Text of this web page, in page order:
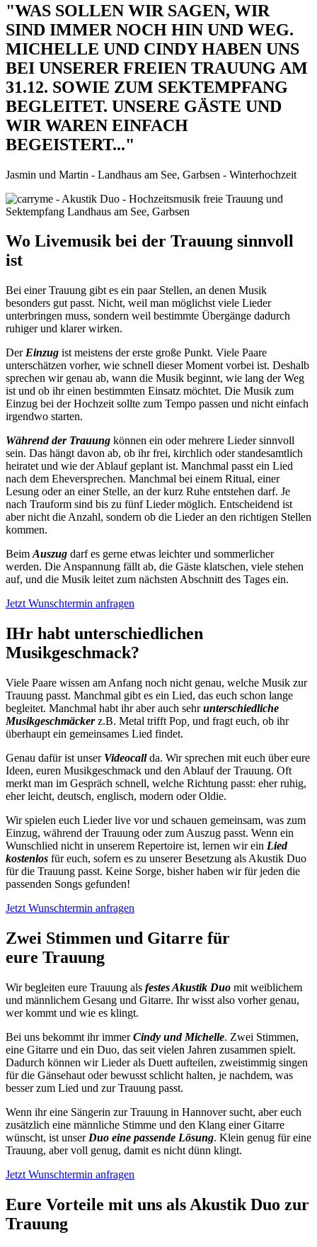
"WAS SOLLEN WIR SAGEN, WIR
SIND IMMER NOCH HIN UND WEG.
MICHELLE UND CINDY HABEN UNS
BEI UNSERER FREIEN TRAUUNG AM
31.12. SOWIE ZUM SEKTEMPFANG
BEGLEITET. UNSERE GÄSTE UND
WIR WAREN EINFACH
BEGEISTERT..."​
Jasmin und Martin - Landhaus am See, Garbsen - Winterhochzeit
Wo Livemusik bei der Trauung sinnvoll
ist
Bei einer Trauung gibt es ein paar Stellen, an denen Musik
besonders gut passt. Nicht, weil man möglichst viele Lieder
unterbringen muss, sondern weil bestimmte Übergänge dadurch
ruhiger und klarer wirken.
Der Einzug ist meistens der erste große Punkt. Viele Paare
unterschätzen vorher, wie schnell dieser Moment vorbei ist. Deshalb
sprechen wir genau ab, wann die Musik beginnt, wie lang der Weg
ist und ob ihr einen bestimmten Einsatz möchtet. Die Musik zum
Einzug bei der Hochzeit sollte zum Tempo passen und nicht einfach
irgendwo starten.
Während der Trauung können ein oder mehrere Lieder sinnvoll
sein. Das hängt davon ab, ob ihr frei, kirchlich oder standesamtlich
heiratet und wie der Ablauf geplant ist. Manchmal passt ein Lied
nach dem Eheversprechen. Manchmal bei einem Ritual, einer
Lesung oder an einer Stelle, an der kurz Ruhe entstehen darf. Je
nach Trauform sind bis zu fünf Lieder möglich. Entscheidend ist
aber nicht die Anzahl, sondern ob die Lieder an den richtigen Stellen
kommen.
Beim Auszug darf es gerne etwas leichter und sommerlicher
werden. Die Anspannung fällt ab, die Gäste klatschen, viele stehen
auf, und die Musik leitet zum nächsten Abschnitt des Tages ein.
Jetzt Wunschtermin anfragen
IHr habt unterschiedlichen
Musikgeschmack?
Viele Paare wissen am Anfang noch nicht genau, welche Musik zur
Trauung passt. Manchmal gibt es ein Lied, das euch schon lange
begleitet. Manchmal habt ihr aber auch sehrunterschiedliche
Musikgeschmäckerz.B. Metal trifft Pop und fragt euch, ob ihr
überhaupt ein gemeinsames Lied findet.
Genau dafür ist unser Videocallda. Wir sprechen mit euch über eure
Ideen, euren Musikgeschmack und den Ablauf der Trauung. Oft
merkt man im Gespräch schnell, welche Richtung passt: eher ruhig,
eher leicht, deutsch, englisch, modern oder Oldie.
Wir spielen euch Lieder live vor und schauen gemeinsam, was zum
Einzug, während der Trauung oder zum Auszug passt. Wenn ein
Wunschlied nicht in unserem Repertoire ist, lernen wir ein Lied
kostenlos für euch, sofern es zu unserer Besetzung als Akustik Duo
für die Trauung passt. Keine Sorge, bisher haben wir für jeden die
passenden Songs gefunden!
Jetzt Wunschtermin anfragen
Zwei Stimmen und Gitarre für
eure Trauung
Wir begleiten eure Trauung als festes Akustik Duo mit weiblichem
und männlichem Gesang und Gitarre. Ihr wisst also vorher genau,
wer kommt und wie es klingt.
Bei uns bekommt ihr immerCindy und Michelle. Zwei Stimmen,
eine Gitarre und ein Duo, das seit vielen Jahren zusammen spielt.
Dadurch können wir Lieder als Duett aufteilen, zweistimmig singen
für die Gänsehaut oder bewusst schlicht halten, je nachdem, was
besser zum Lied und zur Trauung passt.
Wenn ihr eine Sängerin zur Trauung in Hannover sucht, aber euch
zusätzlich eine männliche Stimme und den Klang einer Gitarre
wünscht, ist unser Duo eine passende Lösung. Klein genug für eine
Trauung, aber voll genug, damit es nicht dünn klingt.
Jetzt Wunschtermin anfragen
Eure Vorteile mit uns als Akustik Duo zur
Trauung